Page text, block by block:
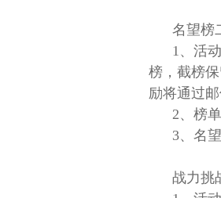
名望榜
1、活动
榜，截榜
励将通过
2、榜单
3、名望
战力挑